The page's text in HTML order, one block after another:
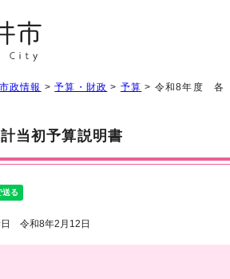
市政情報 >予算・財政 > 予算 > 令和8年度 各
当初予算説明書
日 令和8年2月12日